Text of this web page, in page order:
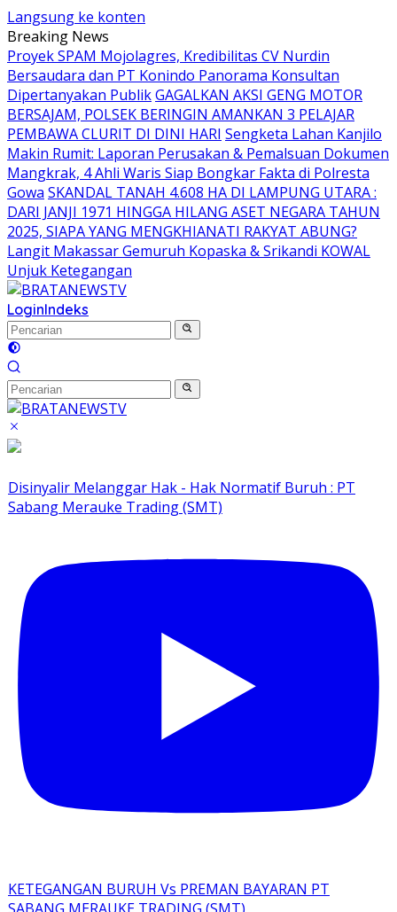
Langsung ke konten
Breaking News
Proyek SPAM Mojolagres, Kredibilitas CV Nurdin
Bersaudara dan PT Konindo Panorama Konsultan
Dipertanyakan PublikGAGALKAN AKSI GENG MOTOR
BERSAJAM, POLSEK BERINGIN AMANKAN 3 PELAJAR
PEMBAWA CLURIT DI DINI HARI Sengketa Lahan Kanjilo
Makin Rumit: Laporan Perusakan & Pemalsuan Dokumen
Mangkrak, 4 Ahli Waris Siap Bongkar Fakta di Polresta
Gowa SKANDAL TANAH 4.608 HA DI LAMPUNG UTARA :
DARI JANJI 1971 HINGGA HILANG ASET NEGARA TAHUN
2025, SIAPA YANG MENGKHIANATI RAKYAT ABUNG?
Langit Makassar Gemuruh Kopaska & Srikandi KOWAL
Unjuk Ketegangan
LoginIndeks
Disinyalir Melanggar Hak - Hak Normatif Buruh : PT
Sabang Merauke Trading (SMT)
KETEGANGAN BURUH Vs PREMAN BAYARAN PT